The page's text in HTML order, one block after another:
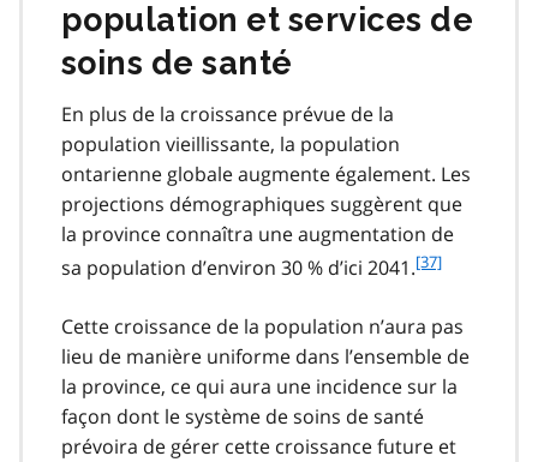
population et services de
soins de santé
En plus de la croissance prévue de la
population vieillissante, la population
ontarienne globale augmente également. Les
projections démographiques suggèrent que
la province connaîtra une augmentation de
sa population d’environ 30 % d’ici 2041.f
t
n
o
t
e
[37]
Cette croissance de la population n’aura pas
lieu de manière uniforme dans l’ensemble de
la province, ce qui aura une incidence sur la
façon dont le système de soins de santé
prévoira de gérer cette croissance future et